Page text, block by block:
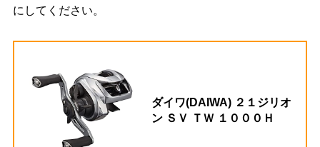
にしてください。
ダイワ(DAIWA) ２１ジリオ
ン ＳＶ ＴＷ １０００Ｈ